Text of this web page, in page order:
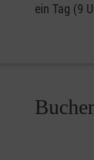
ein Tag (9